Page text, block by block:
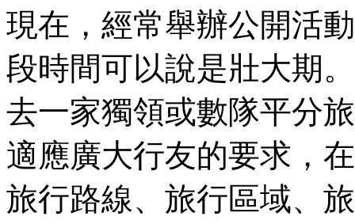
現在，經常舉辦公開活
段時間可以說是壯大期
去一家獨領或數隊平分
適應廣大行友的要求，
旅行路線、旅行區域、